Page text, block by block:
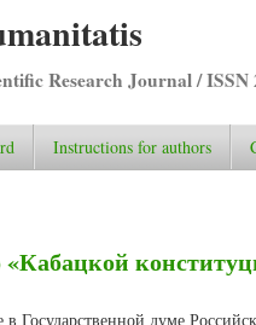
Research Journal / ISSN
Instructions for authors
в Государственной думе